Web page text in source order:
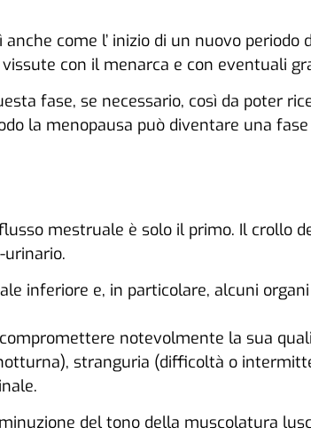
come l’ inizio di un nuovo periodo
con il menarca e con eventuali
fase, se necessario, così da poter
la menopausa può diventare una
mestruale è solo il primo. Il crollo
urinario.
e, in particolare, alcuni organi
notevolmente la sua
stranguria (difficoltà o
del tono della muscolatura